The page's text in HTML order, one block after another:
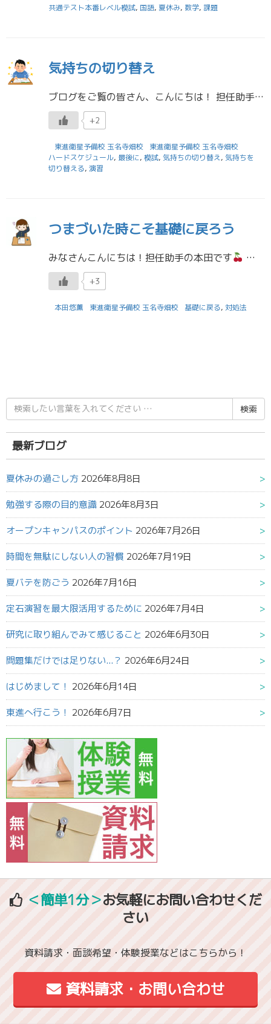
共通テスト本番レベル模試, 国語, 夏休み, 数学, 課題
気持ちの切り替え
ブログをご覧の皆さん、こんにちは！ 担任助手の田上です。 先週は多くの高校で体育祭が開催されましたね。 高校生の皆さんは、体育祭お疲れ様でした！ 生徒会や応援団などの役職があった人をはじめ、多くの人が体育祭本番のためにた […]
+2
東進衛星予備校 玉名寺畑校
東進衛星予備校 玉名寺畑校
ハードスケジュール, 最後に, 模試, 気持ちの切り替え, 気持ちを
切り替える, 演習
つまづいた時こそ基礎に戻ろう
みなさんこんにちは！担任助手の本田です
+3
本田悠薫 東進衛星予備校 玉名寺畑校 基礎に戻る, 対処法
検
索
結
果:
最新ブログ
夏休みの過ごし方 2026年8月8日
勉強する際の目的意識 2026年8月3日
オープンキャンパスのポイント 2026年7月26日
時間を無駄にしない人の習慣 2026年7月19日
夏バテを防ごう 2026年7月16日
定石演習を最大限活用するために 2026年7月4日
研究に取り組んでみて感じること 2026年6月30日
問題集だけでは足りない...？ 2026年6月24日
はじめまして！ 2026年6月14日
東進へ行こう！ 2026年6月7日
＜簡単1分＞お気軽にお問い合わせくだ
さい
資料請求・面談希望・体験授業などはこちらから！
資料請求・お問い合わせ